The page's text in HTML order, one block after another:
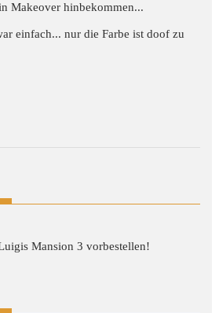
Makeover hinbekommen...
einfach... nur die Farbe ist doof zu